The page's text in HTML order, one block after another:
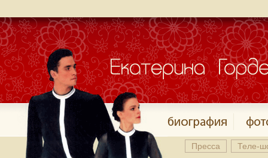
Пресса Теле-